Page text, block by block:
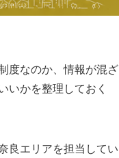
度なのか、情報が混ざ
いかを整理しておく
良エリアを担当してい